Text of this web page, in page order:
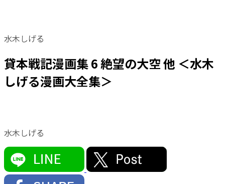
水木しげる
貸本戦記漫画集 6 絶望の大空 他 ＜水木
しげる漫画大全集＞
水木しげる